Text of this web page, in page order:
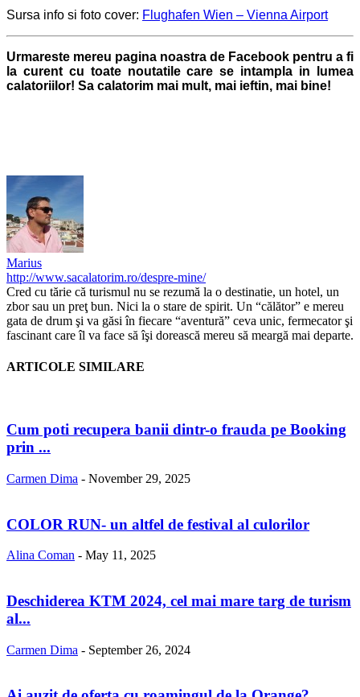
Sursa info si foto cover: Flughafen Wien – Vienna Airport
Urmareste mereu pagina noastra de Facebook pentru a fi
la curent cu toate noutatile care se intampla in lumea
calatoriilor! Sa calatorim mai mult, mai ieftin, mai bine!
Marius
http://www.sacalatorim.ro/despre-mine/
Cred cu tărie că turismul nu se rezumă la o destinatie, un hotel, un
zbor sau un preţ bun. Nici la o stare de spirit. Un “călător” e mereu
gata de drum şi va găsi în fiecare “aventură” ceva unic, fermecator şi
fascinant care îl va face să îşi dorească mereu să meargă mai departe.
ARTICOLE SIMILARE
Cum poti recupera banii dintr-o frauda pe Booking
prin ...
Carmen Dima - November 29, 2025
COLOR RUN- un altfel de festival al culorilor
Alina Coman - May 11, 2025
Deschiderea KTM 2024, cel mai mare targ de turism
al...
Carmen Dima - September 26, 2024